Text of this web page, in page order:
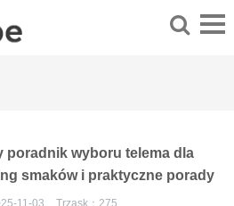
poradnik wyboru telema dla
smaków i praktyczne porady